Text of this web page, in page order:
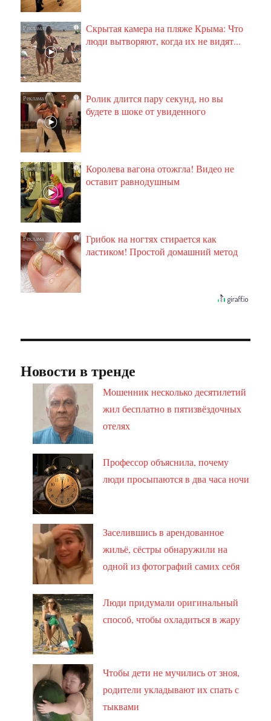
i
Скрытая камера на пляже Крыма: Что
люди вытворяют, когда их не видят...
i
Ролик длится пару секунд, но вы
будете в шоке от увиденного
i
Королева вагона отожгла! Видео не
оставит равнодушным
i
Грибок на ногтях стирается как
ластиком! Простой домашний метод
Новости в тренде
Мошенник несколько десятилетий
жил бесплатно в пятизвёздочных
отелях
Профессор объяснила, почему
люди просыпаются в два часа ночи
Заселившись в арендованное
жильё, сёстры обнаружили на
одной из фотографий самих себя
Люди придумали оригинальный
способ, чтобы охладиться в жару
Чтобы дети не мучились от зноя,
родители укладывают их спать с
тыквами